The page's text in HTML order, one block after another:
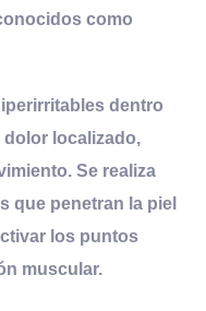
como
dentro
localizado,
Se realiza
que penetran la piel
los puntos
muscular.